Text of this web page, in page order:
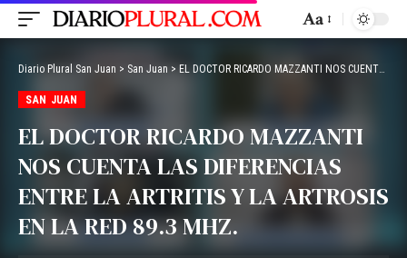
Aa
Diario Plural San Juan > San Juan > EL DOCTOR RICARDO MAZZANTI NOS CUENTA LAS DIFERENCIAS ENTRE LA ARTRITIS Y LA ARTROSIS EN LA RED 89.3 MHZ.
SAN JUAN
EL DOCTOR RICARDO MAZZANTI
NOS CUENTA LAS DIFERENCIAS
ENTRE LA ARTRITIS Y LA ARTROSIS
EN LA RED 89.3 MHZ.